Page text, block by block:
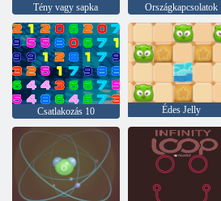
Tény vagy sapka Országkapcsolatok
Csatlakozás 10 Édes Jelly